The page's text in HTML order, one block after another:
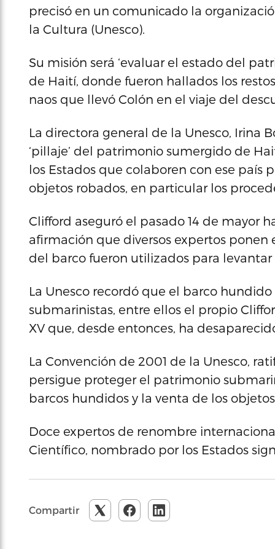
precisó en un comunicado la
la Cultura (Unesco).
Su misión será ‘evaluar el estado del
de Haití, donde fueron hallados los
naos que llevó Colón en el viaje del
La directora general de la Unesco, Irina
‘pillaje’ del patrimonio sumergido de
los Estados que colaboren con ese país
objetos robados, en particular los
Clifford aseguró el pasado 14 de mayor
afirmación que diversos expertos ponen
del barco fueron utilizados para
La Unesco recordó que el barco
submarinistas, entre ellos el propio
XV que, desde entonces, ha
La Convención de 2001 de la Unesco,
persigue proteger el patrimonio
barcos hundidos y la venta de los
Doce expertos de renombre
Científico, nombrado por los Estados
Compartir